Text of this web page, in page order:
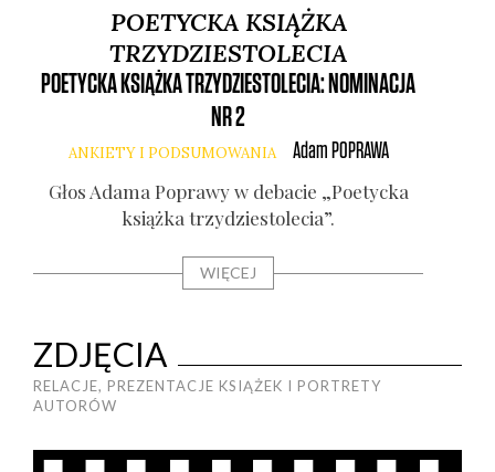
POETYCKA KSIĄŻKA
TRZYDZIESTOLECIA
POETYCKA KSIĄŻKA TRZYDZIESTOLECIA: NOMINACJA
NR 2
ANKIETY I PODSUMOWANIA Adam POPRAWA
Głos Ada­ma Popra­wy w deba­cie „Poetyc­ka
książ­ka trzy­dzie­sto­le­cia”.
WIĘCEJ
ZDJĘCIA
RELACJE, PREZENTACJE KSIĄŻEK I PORTRETY
AUTORÓW